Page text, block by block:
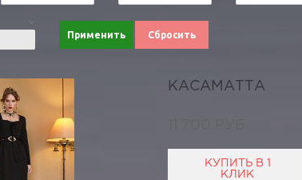
Применить Сбросить
КАСАМАТТА
КУПИТЬ В 1
КЛИК